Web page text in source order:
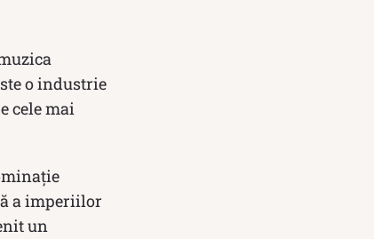
o industrie
cele mai
a imperiilor
un